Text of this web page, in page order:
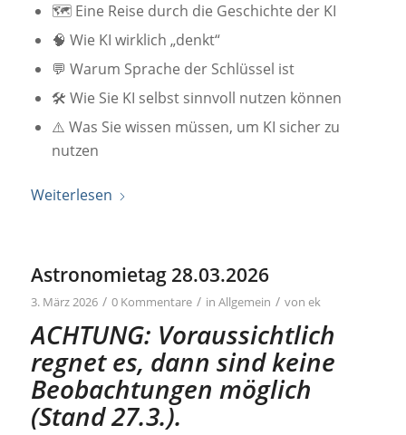
🗺️ Eine Reise durch die Geschichte der KI
🧠 Wie KI wirklich „denkt“
💬 Warum Sprache der Schlüssel ist
🛠️ Wie Sie KI selbst sinnvoll nutzen können
⚠️ Was Sie wissen müssen, um KI sicher zu
nutzen
Weiterlesen
Astronomietag 28.03.2026
3. März 2026 / 0 Kommentare / in Allgemein / von ek
ACHTUNG: Voraussichtlich
regnet es, dann sind keine
Beobachtungen möglich
(Stand 27.3.).